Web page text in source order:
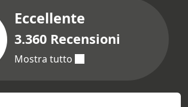
Eccellente
3.360 Recensioni
Mostra tutto